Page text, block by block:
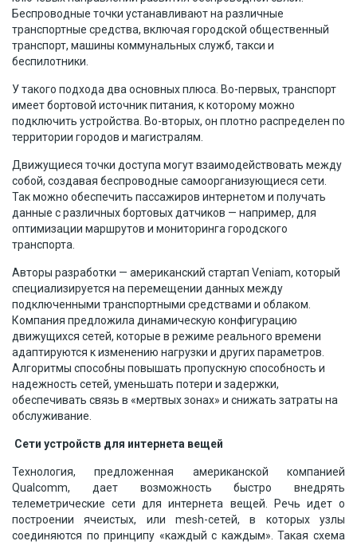
Беспроводные точки устанавливают на различные
транспортные средства, включая городской общественный
транспорт, машины коммунальных служб, такси и
беспилотники.
У такого подхода два основных плюса. Во-первых, транспорт
имеет бортовой источник питания, к которому можно
подключить устройства. Во-вторых, он плотно распределен по
территории городов и магистралям.
Движущиеся точки доступа могут взаимодействовать между
собой, создавая беспроводные самоорганизующиеся сети.
Так можно обеспечить пассажиров интернетом и получать
данные с различных бортовых датчиков — например, для
оптимизации маршрутов и мониторинга городского
транспорта.
Авторы разработки — американский стартап Veniam, который
специализируется на перемещении данных между
подключенными транспортными средствами и облаком.
Компания предложила динамическую конфигурацию
движущихся сетей, которые в режиме реального времени
адаптируются к изменению нагрузки и других параметров.
Алгоритмы способны повышать пропускную способность и
надежность сетей, уменьшать потери и задержки,
обеспечивать связь в «мертвых зонах» и снижать затраты на
обслуживание.
Сети устройств для интернета вещей
Технология, предложенная американской компанией
Qualcomm, дает возможность быстро внедрять
телеметрические сети для интернета вещей. Речь идет о
построении ячеистых, или mesh-сетей, в которых узлы
соединяются по принципу «каждый с каждым». Такая схема